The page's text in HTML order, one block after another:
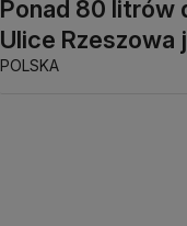
Ponad 80 litrów
Ulice Rzeszowa
POLSKA